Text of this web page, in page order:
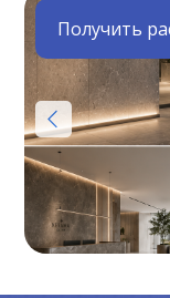
Получить